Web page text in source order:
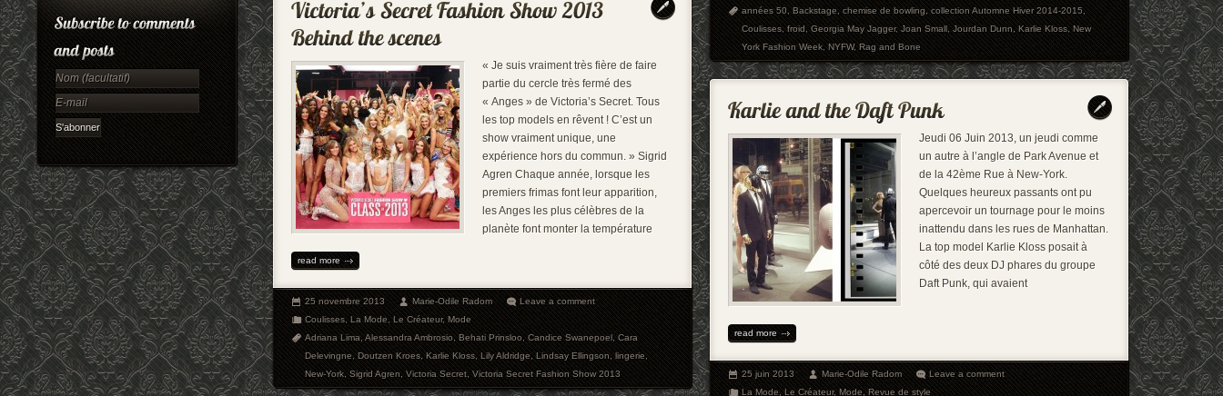
années 50,Backstage,chemise de bowling,collection Automne Hiver 2014-2015,
Coulisses,froid,Georgia May Jagger,Joan Small,Jourdan Dunn,Karlie Kloss,New
York Fashion Week,NYFW,Rag and Bone
« Je suis vraiment très fière de faire
partie du cercle très fermé des
« Anges » de Victoria’s Secret. Tous
les top models en rêvent ! C’est un
show vraiment unique, une
expérience hors du commun. » Sigrid
Agren Chaque année, lorsque les
premiers frimas font leur apparition,
les Anges les plus célèbres de la
planète font monter la température
read more
25 novembre 2013 Marie-Odile Radom
Leave a comment
Coulisses,La Mode,Le Créateur,Mode
Adriana Lima,Alessandra Ambrosio,Behati Prinsloo,Candice Swanepoel,Cara
Delevingne,Doutzen Kroes,Karlie Kloss,Lily Aldridge,Lindsay Ellingson,lingerie,
New-York,Sigrid Agren,Victoria Secret,Victoria Secret Fashion Show 2013
Jeudi 06 Juin 2013, un jeudi comme
un autre à l’angle de Park Avenue et
de la 42ème Rue à New-York.
Quelques heureux passants ont pu
apercevoir un tournage pour le moins
inattendu dans les rues de Manhattan.
La top model Karlie Kloss posait à
côté des deux DJ phares du groupe
Daft Punk, qui avaient
read more
25 juin 2013 Marie-Odile Radom
Leave a comment
La Mode,Le Créateur,Mode,Revue de style